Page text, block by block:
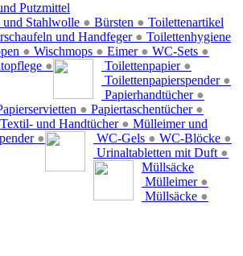
Putzmittel
und Stahlwolle ● Bürsten ●
und Handfeger ●
● Wischmops ● Eimer ● WC-Sets ●
●
Toilettenartikel
Toilettenpapier ●
Toilettenpapierspender ●
Papierhandtücher ●
● Papiertaschentücher ●
Textil- und Handtücher ●
●
Toilettenhygiene
WC-Gels ● WC-Blöcke ●
Urinaltabletten mit Duft ●
Mülleimer und
Müllsäcke
Mülleimer ●
Müllsäcke ●